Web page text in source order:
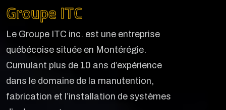
Groupe ITC
Le Groupe ITC inc. est une entreprise
québécoise située en Montérégie.
Cumulant plus de 10 ans d’expérience
dans le domaine de la manutention,
fabrication et l’installation de systèmes